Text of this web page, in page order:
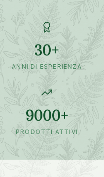
30+
ANNI DI ESPERIENZA
9000+
PRODOTTI ATTIVI